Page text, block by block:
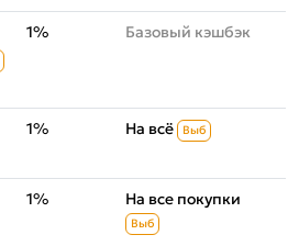
1% Базовый кэшбэк
1% На всё Выб
1% На все покупки
Выб